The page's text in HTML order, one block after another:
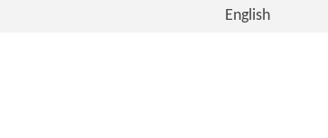
Bekijk
English